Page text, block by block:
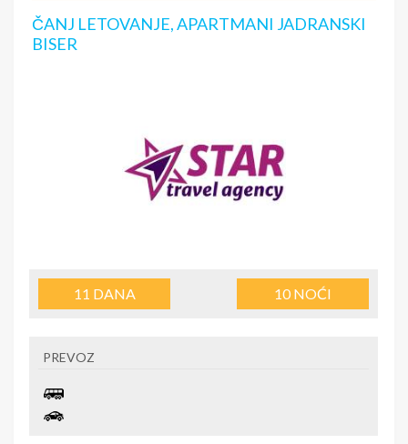
ČANJ LETOVANJE, APARTMANI JADRANSKI
BISER
11 DANA 10NOĆI
PREVOZ